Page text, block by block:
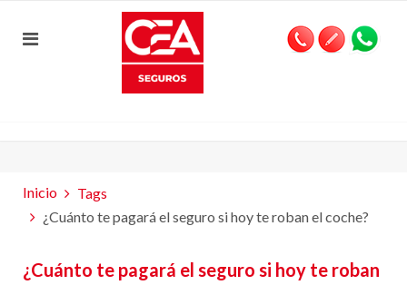
Inicio
Tags
¿Cuánto te pagará el seguro si hoy te roban el coche?
¿Cuánto te pagará el seguro si hoy te roban